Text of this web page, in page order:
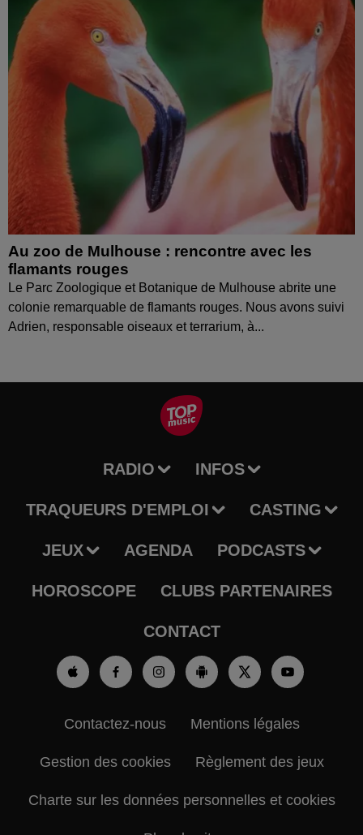
Au zoo de Mulhouse : rencontre avec les
flamants rouges
Le Parc Zoologique et Botanique de Mulhouse abrite une
colonie remarquable de flamants rouges. Nous avons suivi
Adrien, responsable oiseaux et terrarium, à...
RADIO INFOS
TRAQUEURS D'EMPLOI CASTING
JEUX AGENDA PODCASTS
HOROSCOPE CLUBS PARTENAIRES
CONTACT
Contactez-nous Mentions légales
Gestion des cookies Règlement des jeux
Charte sur les données personnelles et cookies